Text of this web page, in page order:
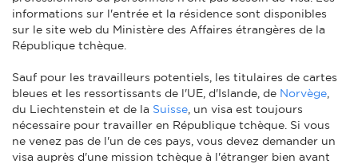
informations sur l'entrée et la résidence sont disponibles
sur le site web du Ministère des Affaires étrangères de la
République tchèque.
Sauf pour les travailleurs potentiels, les titulaires de cartes
bleues et les ressortissants de l'UE, d'Islande, de Norvège
du Liechtenstein et de la Suisse , un visa est toujours
nécessaire pour travailler en République tchèque. Si vous
ne venez pas de l'un de ces pays, vous devez demander un
visa auprès d'une mission tchèque à l'étranger bien avant